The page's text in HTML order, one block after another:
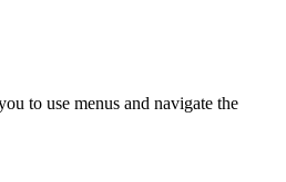
to use menus and navigate the